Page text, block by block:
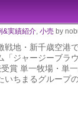
&実績紹介, 小売 by
戦地・新千歳空港
「ジャージーブラ
賞 単一牧場・単
いちまるグループの